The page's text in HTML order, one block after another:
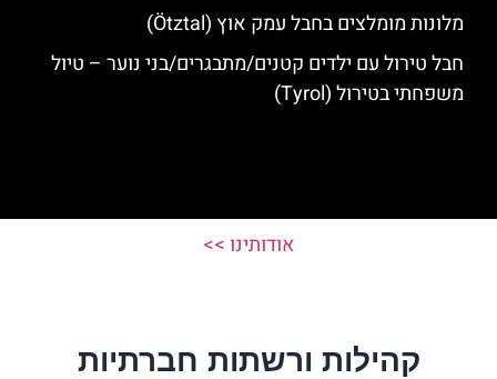
מלונות מומלצים בחבל עמק אוץ (Ötztal)
חבל טירול עם ילדים קטנים/מתבגרים/בני נוער – טיול
משפחתי בטירול (Tyrol)
אודותינו >>
קהילות ורשתות חברתיות